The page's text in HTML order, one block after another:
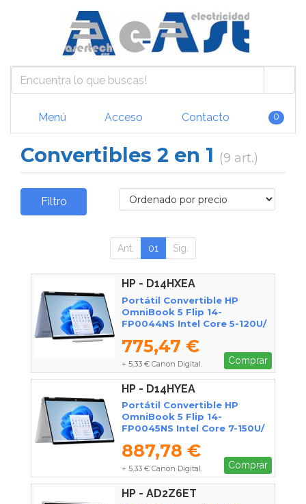
Menú Acceso Contacto 0
Convertibles 2 en 1 (9 art.)
Filtro
Ant. 01 Sig.
HP - D14HXEA
Portátil Convertible HP
OmniBook 5 Flip 14-
FP0044NS Intel Core 5-120U/
Win11
775,47 €
+ 5,33 € Canon Digital. Comprar
HP - D14HYEA
Portátil Convertible HP
OmniBook 5 Flip 14-
FP0045NS Intel Core 7-150U/
Win11
887,78 €
+ 5,33 € Canon Digital. Comprar
HP - AD2Z6ET